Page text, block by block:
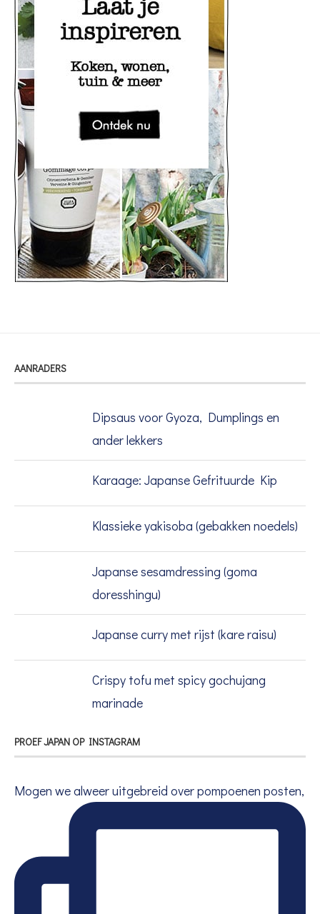
AANRADERS
Dipsaus voor Gyoza, Dumplings en
ander lekkers
Karaage: Japanse Gefrituurde Kip
Klassieke yakisoba (gebakken noedels)
Japanse sesamdressing (goma
doresshingu)
Japanse curry met rijst (kare raisu)
Crispy tofu met spicy gochujang
marinade
PROEF JAPAN OP INSTAGRAM
Mogen we alweer uitgebreid over pompoenen posten,